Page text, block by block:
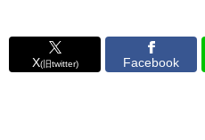
X(旧twitter) Facebook